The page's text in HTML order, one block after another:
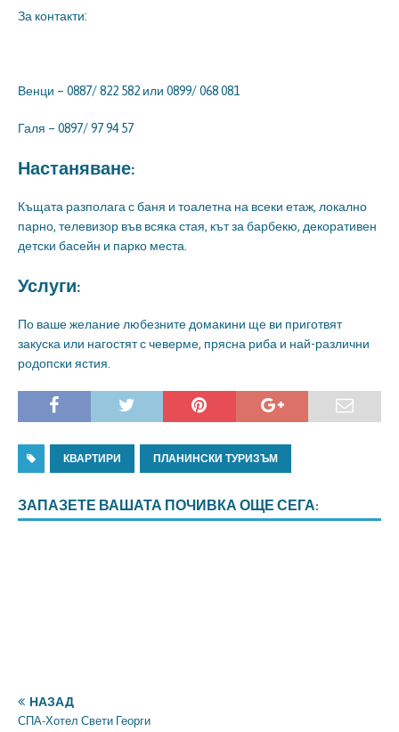
За контакти:
Венци – 0887/ 822 582 или 0899/ 068 081
Галя – 0897/ 97 94 57
Настаняване:
Къщата разполага с баня и тоалетна на всеки етаж, локално
парно, телевизор във всяка стая, кът за барбекю, декоративен
детски басейн и парко места.
Услуги:
По ваше желание любезните домакини ще ви приготвят
закуска или нагостят с чеверме, прясна риба и най-различни
родопски ястия.
КВАРТИРИ ПЛАНИНСКИ ТУРИЗЪМ
ЗАПАЗЕТЕ ВАШАТА ПОЧИВКА ОЩЕ СЕГА:
НАЗАД
СПА-Хотел Свети Георги